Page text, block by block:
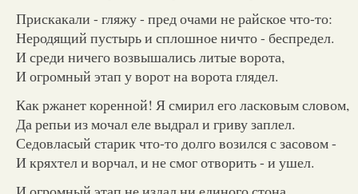
Прискакали - гляжу - пред очами не райское что-то:
Неродящий пустырь и сплошное ничто - беспредел.
И среди ничего возвышались литые ворота,
И огромный этап у ворот на ворота глядел.
Как ржанет коренной! Я смирил его ласковым словом,
Да репьи из мочал еле выдрал и гриву заплел.
Седовласый старик что-то долго возился с засовом -
И кряхтел и ворчал, и не смог отворить - и ушел.